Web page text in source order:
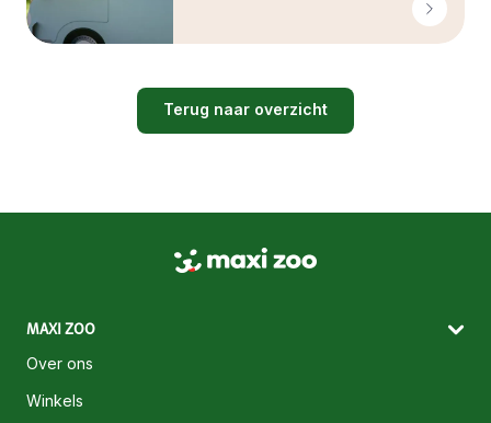
Terug naar overzicht
MAXI ZOO
Over ons
Winkels